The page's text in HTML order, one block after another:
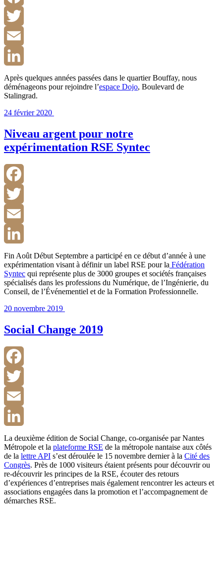
Facebook
Twitter
Email
LinkedIn
Après quelques années passées dans le quartier Bouffay, nous
déménageons pour rejoindre l’espace Dojo, Boulevard de
Stalingrad.
24 février 2020
Niveau argent pour notre
expérimentation RSE Syntec
Facebook
Twitter
Email
LinkedIn
Fin Août Début Septembre a participé en ce début d’année à une
expérimentation visant à définir un label RSE pour la Fédération
Syntec qui représente plus de 3000 groupes et sociétés françaises
spécialisés dans les professions du Numérique, de l’Ingénierie, du
Conseil, de l’Événementiel et de la Formation Professionnelle.
20 novembre 2019
Social Change 2019
Facebook
Twitter
Email
LinkedIn
La deuxième édition de Social Change, co-organisée par Nantes
Métropole et la plateforme RSE de la métropole nantaise aux côtés
de la lettre API s’est déroulée le 15 novembre dernier à la Cité des
Congrès. Près de 1000 visiteurs étaient présents pour découvrir ou
re-découvrir les principes de la RSE, écouter des retours
d’expériences d’entreprises mais également rencontrer les acteurs et
associations engagées dans la promotion et l’accompagnement de
démarches RSE.